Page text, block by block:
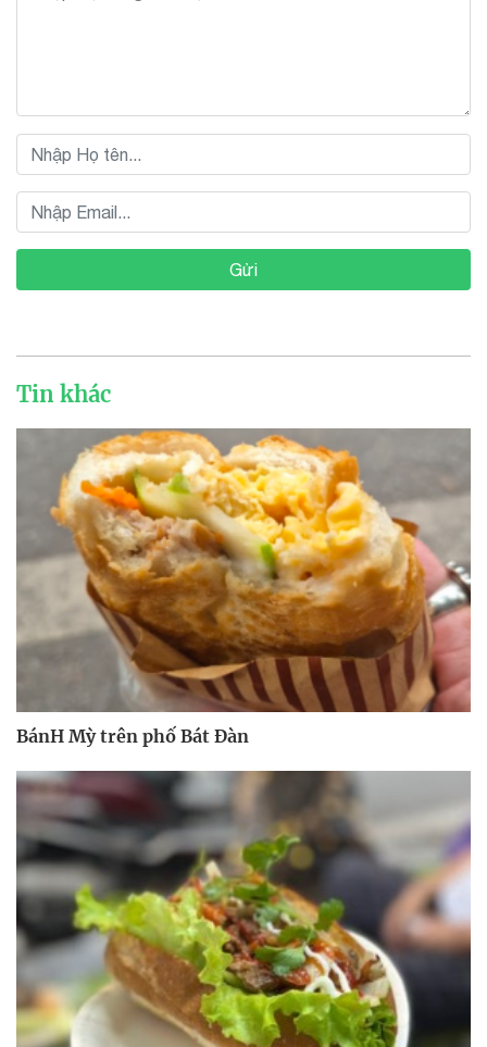
Gửi
Tin khác
BánH Mỳ trên phố Bát Đàn